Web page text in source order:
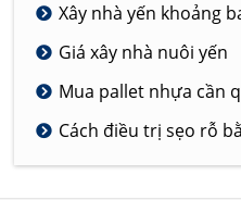
Xây nhà yến khoảng
Giá xây nhà nuôi yến
Mua pallet nhựa cần
Cách điều trị sẹo rỗ